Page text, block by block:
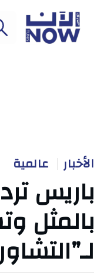
الأخبار عالمية
باريس
بالمثل